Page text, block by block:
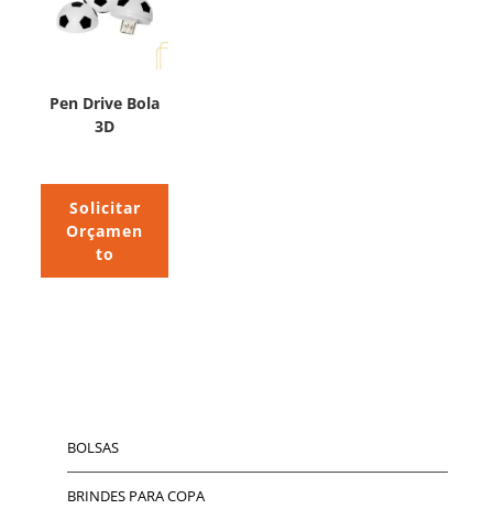
Pen Drive Bola
3D
Solicitar
Orçamen
to
BOLSAS
BRINDES PARA COPA